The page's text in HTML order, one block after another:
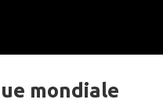
mondiale